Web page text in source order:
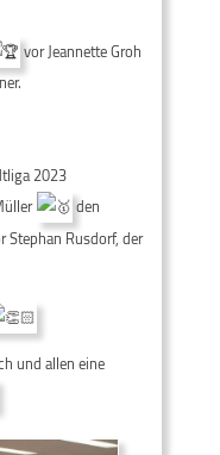
vor Jeannette Groh
2023
den
Stephan Rusdorf, der
und allen eine